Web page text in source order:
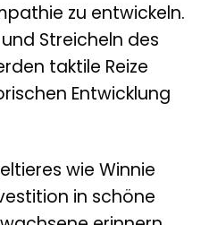
zu entwickeln.
Streicheln des
taktile Reize
Entwicklung
wie Winnie
in schöne